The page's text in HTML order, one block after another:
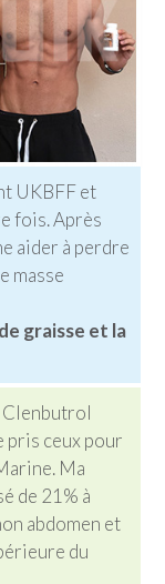
UKBFF et
fois. Après
aider à perdre
masse
graisse et la
Clenbutrol
pris ceux pour
Ma
de 21% à
abdomen et
du